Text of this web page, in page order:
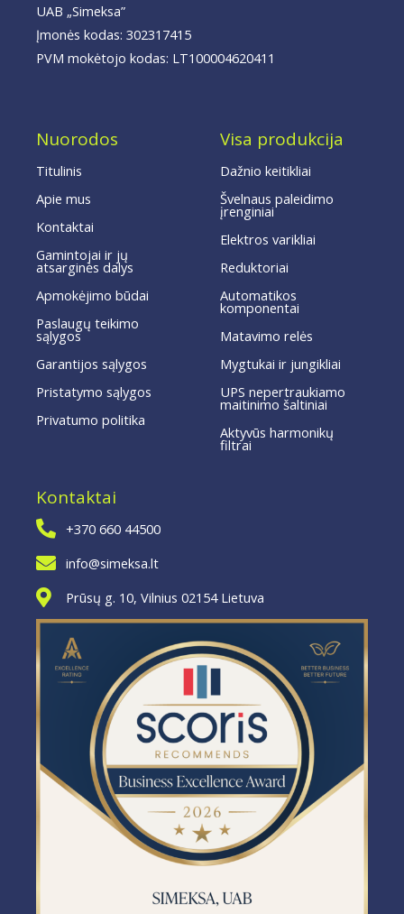
UAB „Simeksa”
Įmonės kodas: 302317415
PVM mokėtojo kodas: LT100004620411
Nuorodos
Titulinis
Apie mus
Kontaktai
Gamintojai ir jų
atsarginės dalys
Apmokėjimo būdai
Paslaugų teikimo
sąlygos
Garantijos sąlygos
Pristatymo sąlygos
Privatumo politika
Visa produkcija
Dažnio keitikliai
Švelnaus paleidimo
įrenginiai
Elektros varikliai
Reduktoriai
Automatikos
komponentai
Matavimo relės
Mygtukai ir jungikliai
UPS nepertraukiamo
maitinimo šaltiniai
Aktyvūs harmonikų
filtrai
Kontaktai
+370 660 44500
info@simeksa.lt
Prūsų g. 10, Vilnius 02154 Lietuva